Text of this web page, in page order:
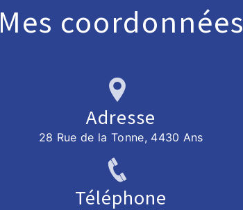
Mes coordonnées
Adresse
28 Rue de la Tonne, 4430 Ans
Téléphone